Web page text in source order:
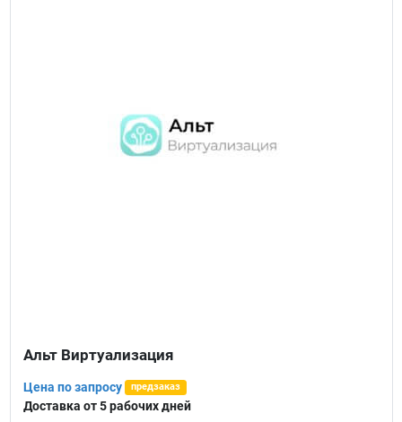
Альт Виртуализация
Цена по запросу предзаказ
Доставка от 5 рабочих дней